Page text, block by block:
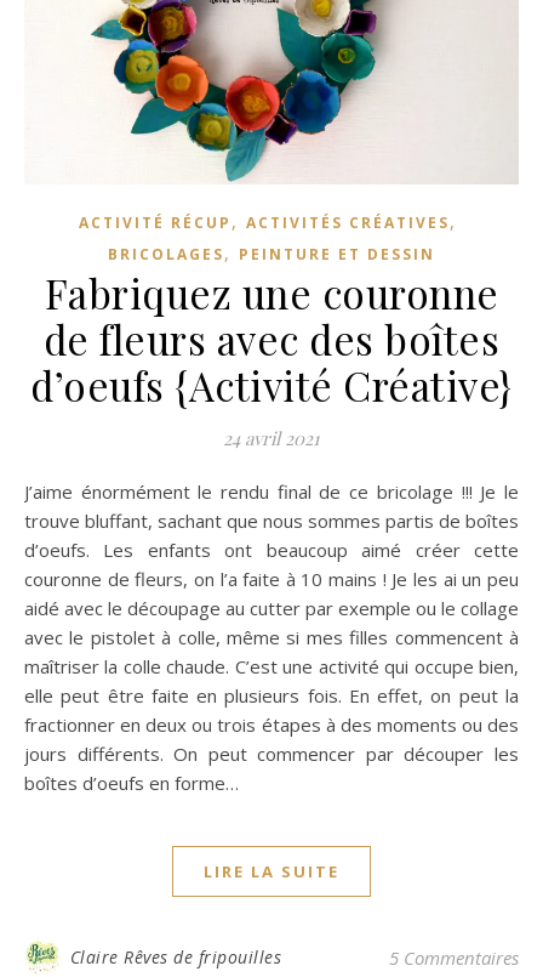
ACTIVITÉ RÉCUP , ACTIVITÉS CRÉATIVES,
BRICOLAGES, PEINTURE ET DESSIN
Fabriquez une couronne
de fleurs avec des boîtes
d’oeufs {Activité Créative}
24 avril 2021
J’aime énormément le rendu final de ce bricolage !!! Je le
trouve bluffant, sachant que nous sommes partis de boîtes
d’oeufs. Les enfants ont beaucoup aimé créer cette
couronne de fleurs, on l’a faite à 10 mains ! Je les ai un peu
aidé avec le découpage au cutter par exemple ou le collage
avec le pistolet à colle, même si mes filles commencent à
maîtriser la colle chaude. C’est une activité qui occupe bien,
elle peut être faite en plusieurs fois. En effet, on peut la
fractionner en deux ou trois étapes à des moments ou des
jours différents. On peut commencer par découper les
boîtes d’oeufs en forme…
LIRE LA SUITE
Claire Rêves de fripouilles 5 Commentaires